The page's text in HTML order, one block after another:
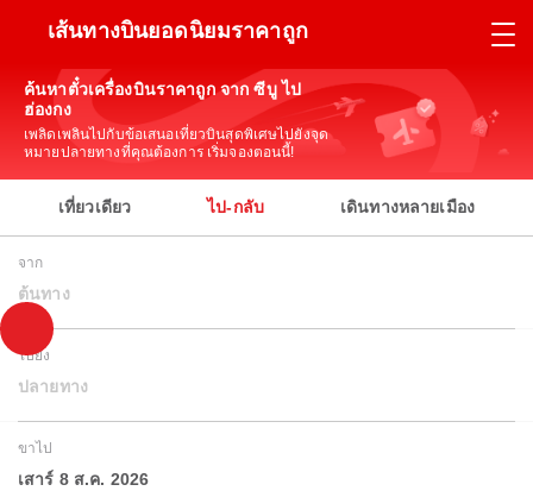
เส้นทางบินยอดนิยมราคาถูก
ค้นหาตั๋วเครื่องบินราคาถูก จาก ซีบู ไป
ฮ่องกง
เพลิดเพลินไปกับข้อเสนอเที่ยวบินสุดพิเศษไปยังจุด
หมายปลายทางที่คุณต้องการ เริ่มจองตอนนี้!
เที่ยวเดียว ไป-กลับ เดินทางหลายเมือง
จาก
ต้นทาง
ไปยัง
ปลายทาง
ขาไป
เสาร์ 8 ส.ค. 2026